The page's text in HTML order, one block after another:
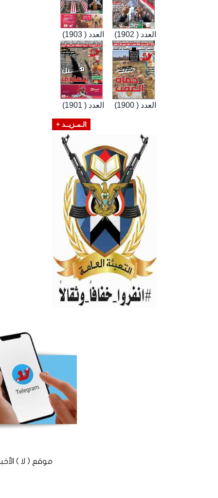
العدد ( 1903) العدد ( 1902)
العدد ( 1901) العدد ( 1900)
الـمـزيــد +
موقع ( لا ) الأخباري المستقل ©